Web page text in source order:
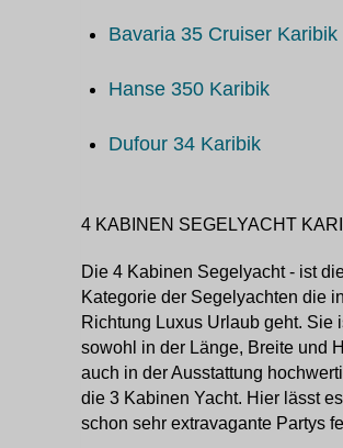
Bavaria 35 Cruiser Karibik
Hanse 350 Karibik
Dufour 34 Karibik
4 KABINEN SEGELYACHT
Die 4 Kabinen Segelyacht - ist
Kategorie der Segelyachten die in
Richtung Luxus Urlaub geht. Sie
sowohl in der Länge, Breite und
auch in der Ausstattung
die 3 Kabinen Yacht. Hier lässt
schon sehr extravagante Partys